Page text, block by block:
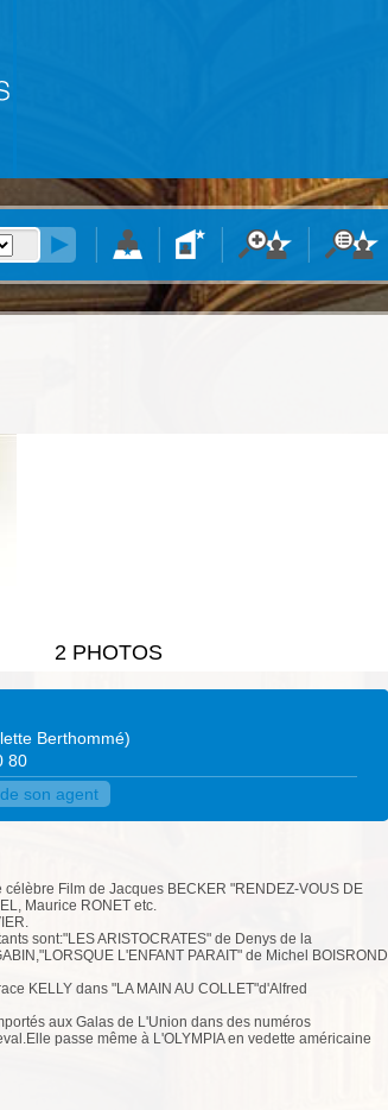
2 PHOTOS
Berthommé)
80
son agent
Film de Jacques BECKER "RENDEZ-VOUS DE
Maurice RONET etc.
sont:"LES ARISTOCRATES" de Denys de la
L'ENFANT PARAIT" de Michel BOISROND
KELLY dans "LA MAIN AU COLLET"d'Alfred
aux Galas de L'Union dans des numéros
passe même à L'OLYMPIA en vedette américaine